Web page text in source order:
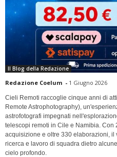
Il Blog della Redazione
Redazione Coelum - 1 Giugno 2026
Cieli Remoti raccoglie cinque anni di
Remote Astrophotography),
astrofotografi impegnati
telescopi remoti in Cile e Namibia. Con
acquisizione e oltre 330 elaborazioni,
ricerca e lavoro di squadra dietro
cielo profondo.